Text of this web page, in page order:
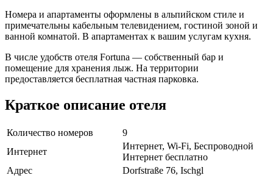
Номера и апартаменты оформлены в альпийском стиле и
примечательны кабельным телевидением, гостиной зоной и
ванной комнатой. В апартаментах к вашим услугам кухня.
В числе удобств отеля Fortuna — собственный бар и
помещение для хранения лыж. На территории
предоставляется бесплатная частная парковка.
Краткое описание отеля
Количество номеров
9
Интернет
Интернет, Wi-Fi, Беспроводной
Интернет бесплатно
Адрес
Dorfstraße 76, Ischgl